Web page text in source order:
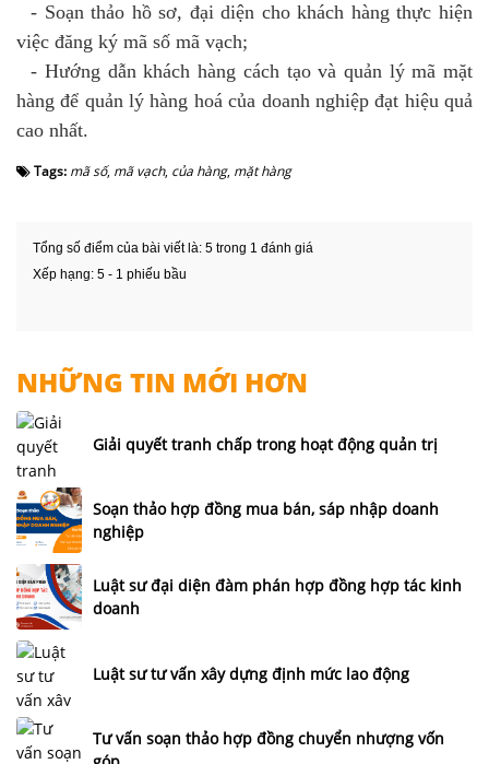
- Soạn thảo hồ sơ, đại diện cho khách hàng thực hiện
việc đăng ký mã số mã vạch;
- Hướng dẫn khách hàng cách tạo và quản lý mã mặt
hàng để quản lý hàng hoá của doanh nghiệp đạt hiệu quả
cao nhất.
Tags: mã số, mã vạch, của hàng, mặt hàng
Tổng số điểm của bài viết là: 5 trong 1 đánh giá
Xếp hạng: 5 - 1 phiếu bầu
NHỮNG TIN MỚI HƠN
Giải quyết tranh chấp trong hoạt động quản trị
Soạn thảo hợp đồng mua bán, sáp nhập doanh
nghiệp
Luật sư đại diện đàm phán hợp đồng hợp tác kinh
doanh
Luật sư tư vấn xây dựng định mức lao động
Tư vấn soạn thảo hợp đồng chuyển nhượng vốn